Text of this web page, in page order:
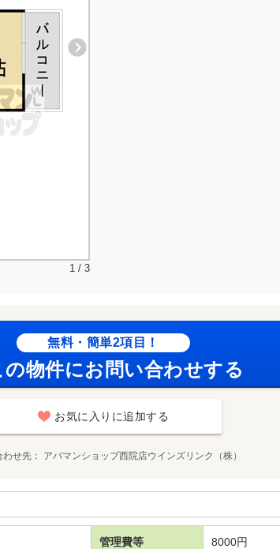
1 / 3
無料・簡単2項目！
の物件にお問い合わせする
お気に入りに追加する
わせ先 アパマンショップ西院店ウインズリンク（株）
管理費等 8000円